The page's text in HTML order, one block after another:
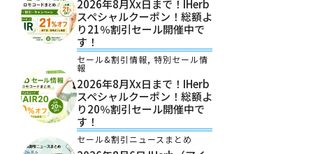
2026年8月xx日まで！iHerb
スペシャルクーポン！総額よ
り21％割引セール開催中で
す！
セール&割引情報, 特別セール情
報
2026年8月xx日まで！iHerb
スペシャルクーポン！総額よ
り20％割引セール開催中で
す！
セール&割引ニュースまとめ